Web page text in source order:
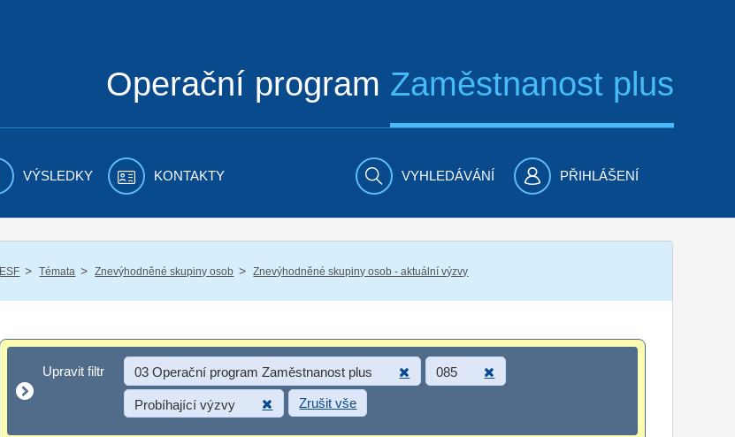
Operační program Zaměstnanost plus
VÝSLEDKY KONTAKTY VYHLEDÁVÁNÍ PŘIHLÁŠENÍ
ESF / Témata / Znevýhodněné skupiny osob / Znevýhodněné skupiny osob - aktuální výzvy
Upravit filtr
Upravit filtr 03 Operační program Zaměstnanost plus 085
Probíhající výzvy Zrušit vše